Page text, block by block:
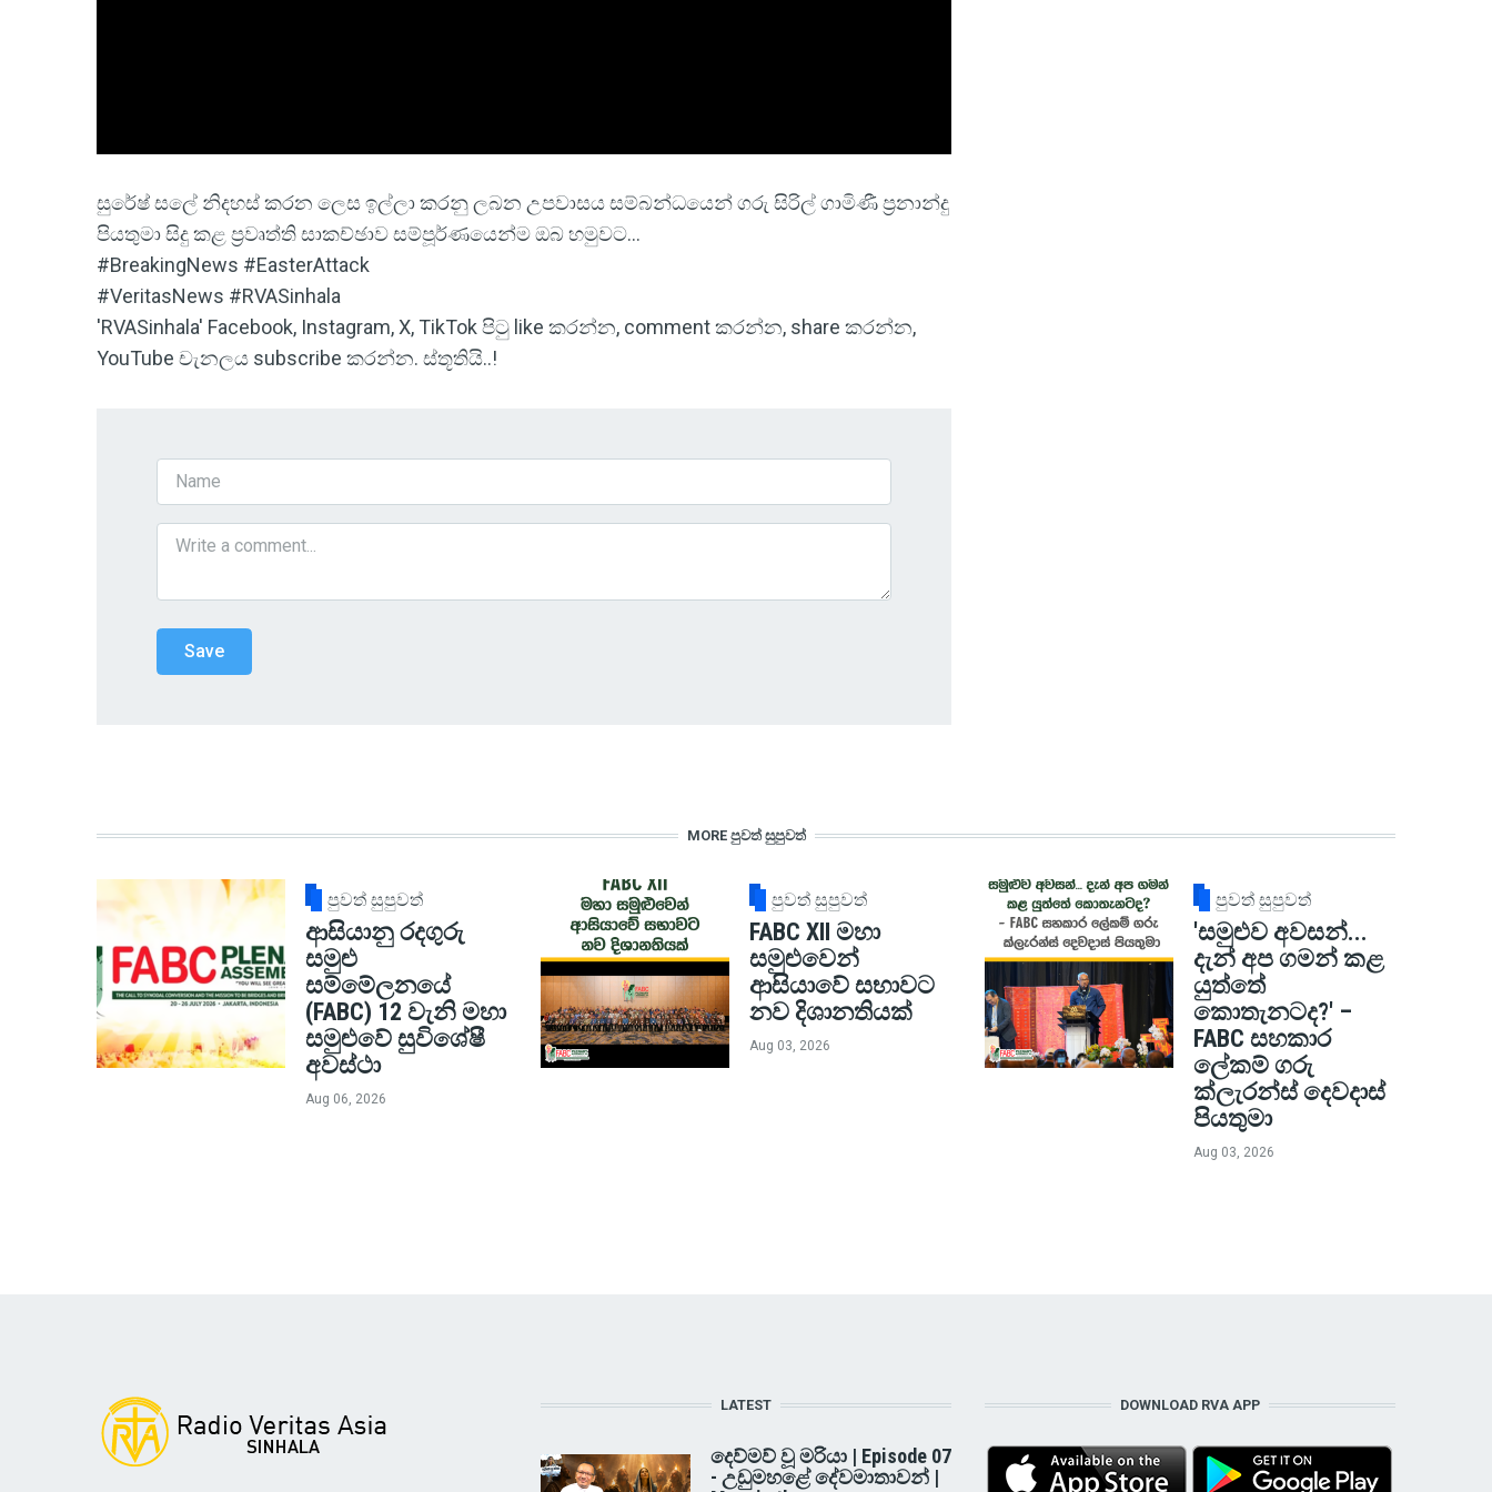
සුරේෂ් සලේ නිදහස් කරන ලෙස ඉල්ලා කරනු ලබන උපවාසය සම්බන්ධයෙන් ගරු සිරිල් ගාමිණී ප්‍රනාන්දු
පියතුමා සිදු කළ ප්‍රවෘත්ති සාකච්ඡාව සම්පූර්ණයෙන්ම ඔබ හමුවට...
#BreakingNews #EasterAttack
#VeritasNews #RVASinhala
'RVASinhala' Facebook, Instagram, X, TikTok පිටු like කරන්න, comment කරන්න, share කරන්න,
YouTube චැනලය subscribe කරන්න. ස්තූතියි..!
MORE පුවත් සුපුවත්
පුවත් සුපුවත්
ආසියානු රදගුරු
සමුළු
සම්මේලනයේ
(FABC) 12 වැනි මහා
සමුළුවේ සුවිශේෂී
අවස්ථා
Aug 06, 2026
පුවත් සුපුවත්
FABC XII මහා
සමුළුවෙන්
ආසියාවේ සභාවට
නව දිශානතියක්
Aug 03, 2026
පුවත් සුපුවත්
'සමුළුව අවසන්...
දැන් අප ගමන් කළ
යුත්තේ
කොතැනටද?' –
FABC සහකාර
ලේකම් ගරු
ක්ලැරන්ස් දෙවදාස්
පියතුමා
Aug 03, 2026
LATEST
දෙව්මව් වූ මරියා | Episode 07
- උඩුමහළේ දේවමාතාවන් |
DOWNLOAD RVA APP